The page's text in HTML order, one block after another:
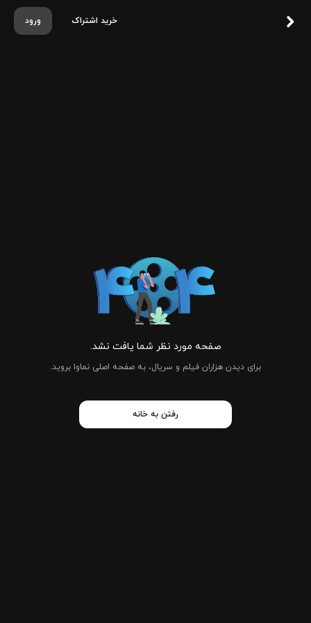
ورود خرید اشتراک
صفحه مورد نظر شما یافت نشد.
برای دیدن هزاران فیلم و سریال، به صفحه اصلی نماوا بروید.
رفتن به خانه